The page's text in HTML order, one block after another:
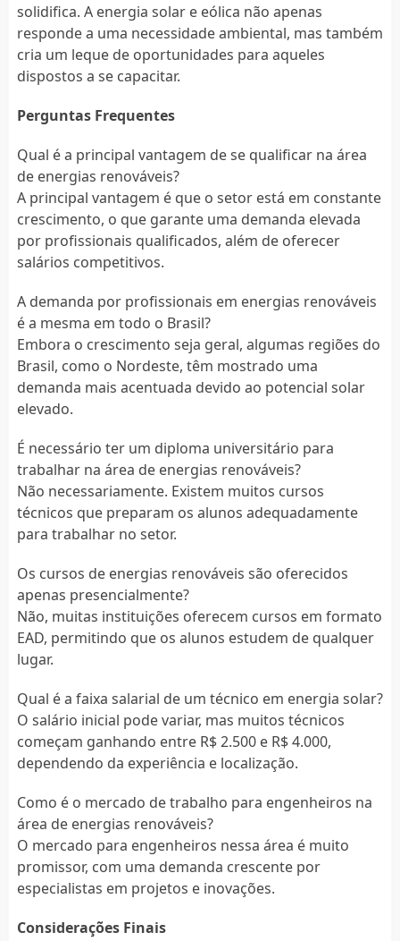
solidifica. A energia solar e eólica não apenas
responde a uma necessidade ambiental, mas também
cria um leque de oportunidades para aqueles
dispostos a se capacitar.
Perguntas Frequentes
Qual é a principal vantagem de se qualificar na área
de energias renováveis?
A principal vantagem é que o setor está em constante
crescimento, o que garante uma demanda elevada
por profissionais qualificados, além de oferecer
salários competitivos.
A demanda por profissionais em energias renováveis
é a mesma em todo o Brasil?
Embora o crescimento seja geral, algumas regiões do
Brasil, como o Nordeste, têm mostrado uma
demanda mais acentuada devido ao potencial solar
elevado.
É necessário ter um diploma universitário para
trabalhar na área de energias renováveis?
Não necessariamente. Existem muitos cursos
técnicos que preparam os alunos adequadamente
para trabalhar no setor.
Os cursos de energias renováveis são oferecidos
apenas presencialmente?
Não, muitas instituições oferecem cursos em formato
EAD, permitindo que os alunos estudem de qualquer
lugar.
Qual é a faixa salarial de um técnico em energia solar?
O salário inicial pode variar, mas muitos técnicos
começam ganhando entre R$ 2.500 e R$ 4.000,
dependendo da experiência e localização.
Como é o mercado de trabalho para engenheiros na
área de energias renováveis?
O mercado para engenheiros nessa área é muito
promissor, com uma demanda crescente por
especialistas em projetos e inovações.
Considerações Finais